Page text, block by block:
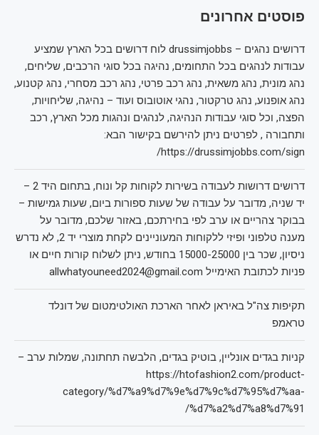
פוסטים אחרונים
דרושים נהגים – drussimjobbs לוח דרושים בכל הארץ שמציע
עבודות לנהגים בכל התחומים, נהיגה בכל סוגי הרכבים, שליחים,
נהג מונית, נהג משאית, נהג רכב פרטי, נהג רכב מסחרי, נהג קטנוע,
נהג אופנוע, נהג טרקטור, נהגי אוטובוס ועוד – נהיגה, שליחויות,
הפצה, וכל סוגי עבודות הנהיגה, לנהגים ונהגות מכל הארץ, רכב
ותחבורה , לפרטים ניתן להירשם בקישור הבא:
https://drussimjobbs.com/sign/
דרושים דרושות לעבודה בשירות לקוחות קל ונוח, בתחום היד 2 –
יד שניה, מדובר על עבודה של שעות ספורות ביום, שעות גמישות –
בבוקר צהריים או ערב לפי בחירתכם, באזור שלכם, מדובר על
מענה טלפוני ופיזי ללקוחות המעוניינים לקחת מוצרי יד 2, לא נדרש
ניסיון, שכר בין 15000-25000 בחודש, ניתן לשלוח קורות חיים או
פניות לכתובת האימייל allwhatyouneed2024@gmail.com
תקיפות צה"ל באיראן לאחר הארכת האולטימטום של דונלד
טראמפ
קניות בגדים אונליין, בוטיק בגדים, הלבשה תחתונה, שמלות ערב –
https://htofashion2.com/product-
category/%d7%a9%d7%9e%d7%9c%d7%95%d7%aa-
%d7%a2%d7%a8%d7%91/